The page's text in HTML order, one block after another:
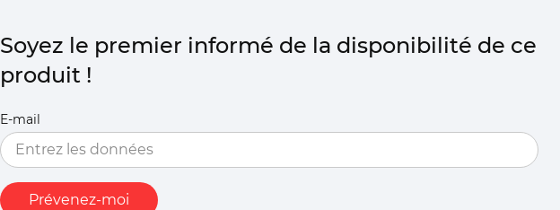
Soyez le premier informé de la disponibilité de ce
produit !
E-mail
Prévenez-moi